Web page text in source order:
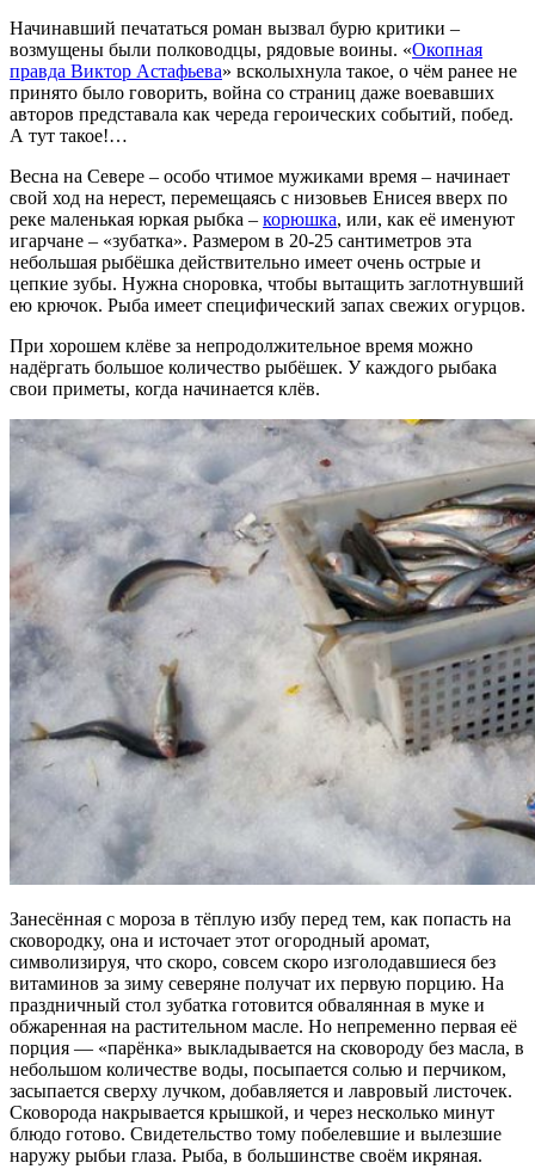
Начинавший печататься роман вызвал бурю критики –
возмущены были полководцы, рядовые воины. «Окопная
правда Виктор Астафьева» всколыхнула такое, о чём ранее не
принято было говорить, война со страниц даже воевавших
авторов представала как череда героических событий, побед.
А тут такое!…
Весна на Севере – особо чтимое мужиками время – начинает
свой ход на нерест, перемещаясь с низовьев Енисея вверх по
реке маленькая юркая рыбка – корюшка, или, как её именуют
игарчане – «зубатка». Размером в 20-25 сантиметров эта
небольшая рыбёшка действительно имеет очень острые и
цепкие зубы. Нужна сноровка, чтобы вытащить заглотнувший
ею крючок. Рыба имеет специфический запах свежих огурцов.
При хорошем клёве за непродолжительное время можно
надёргать большое количество рыбёшек. У каждого рыбака
свои приметы, когда начинается клёв.
Занесённая с мороза в тёплую избу перед тем, как попасть на
сковородку, она и источает этот огородный аромат,
символизируя, что скоро, совсем скоро изголодавшиеся без
витаминов за зиму северяне получат их первую порцию. На
праздничный стол зубатка готовится обвалянная в муке и
обжаренная на растительном масле. Но непременно первая её
порция — «парёнка» выкладывается на сковороду без масла, в
небольшом количестве воды, посыпается солью и перчиком,
засыпается сверху лучком, добавляется и лавровый листочек.
Сковорода накрывается крышкой, и через несколько минут
блюдо готово. Свидетельство тому побелевшие и вылезшие
наружу рыбьи глаза. Рыба, в большинстве своём икряная.